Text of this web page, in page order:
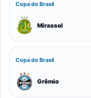
Copa do Brasil
Mirassol
Copa do Brasil
Grêmio